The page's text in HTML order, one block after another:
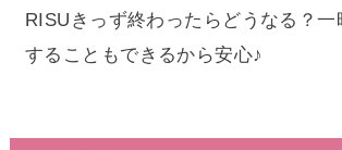
RISUきっず終わったらどうなる？一
することもできるから安心♪